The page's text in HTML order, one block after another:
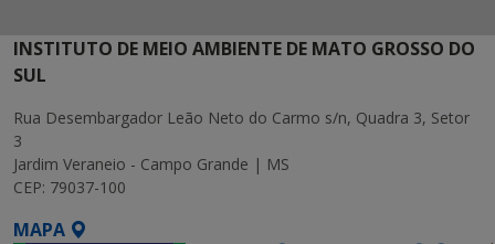
INSTITUTO DE MEIO AMBIENTE DE MATO GROSSO DO
SUL
Rua Desembargador Leão Neto do Carmo s/n, Quadra 3, Setor
3
Jardim Veraneio - Campo Grande | MS
CEP: 79037-100
MAPA